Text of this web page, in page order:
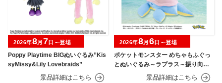
Poppy Playtime BIGぬいぐるみ”Kis
syMissy&Lily Lovebraids”
2026年8月 7日～登場
ポケットモンスター めちゃもふぐっ
とぬいぐるみ～ラプラス～振り向きv
2026年8月 6日～登場